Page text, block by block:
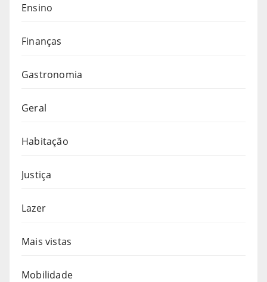
Ensino
Finanças
Gastronomia
Geral
Habitação
Justiça
Lazer
Mais vistas
Mobilidade